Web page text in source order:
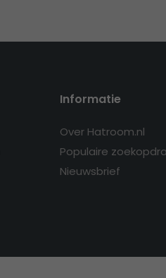
Informatie
Over Hatroom.nl
Populaire
Nieuwsbrief